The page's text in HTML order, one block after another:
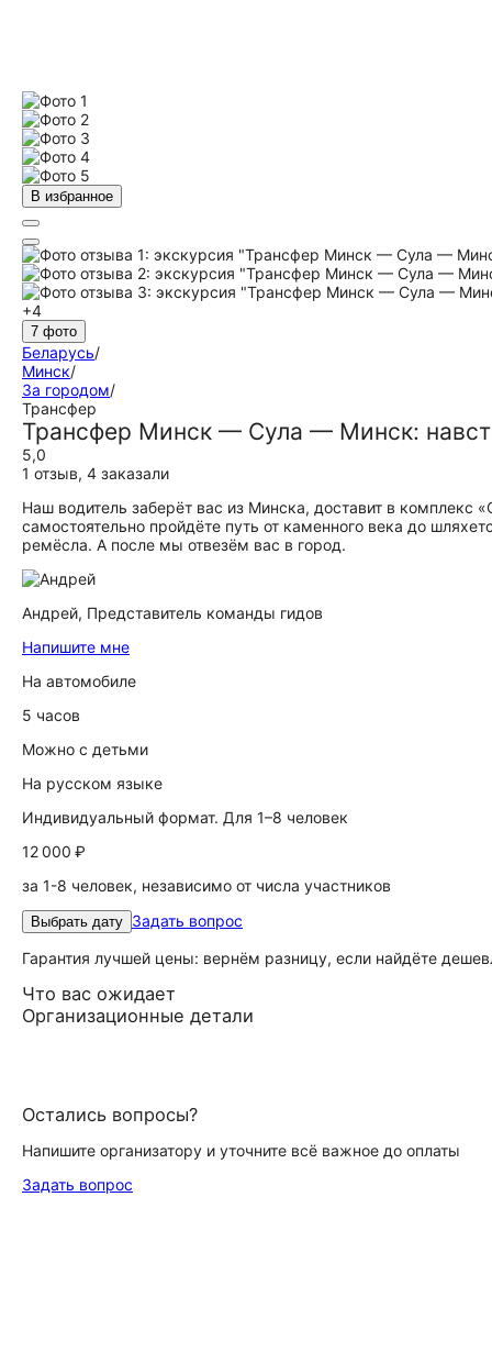
В избранное
+4
7 фото
Беларусь/
Минск/
За городом/
Трансфер
Трансфер Минск — Сула — Минск:
5,0
1 отзыв, 4 заказали
Наш водитель заберёт вас из Минска, доставит в
самостоятельно пройдёте путь от каменного века до
ремёсла. А после мы отвезём вас в город.
Андрей, Представитель команды гидов
Напишите мне
На автомобиле
5 часов
Можно с детьми
На русском языке
Индивидуальный формат. Для 1–8 человек
12 000 ₽
за 1-8 человек, независимо от числа участников
Выбрать дату Задать вопрос
Гарантия лучшей цены: вернём разницу, если найдёте
Что вас ожидает
Организационные детали
Остались вопросы?
Напишите организатору и уточните всё важное до оплаты
Задать вопрос